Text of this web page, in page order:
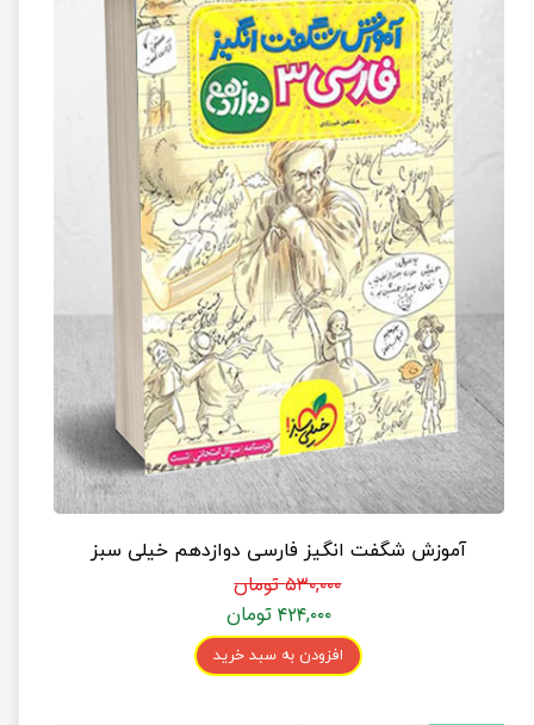
آموزش شگفت انگیز فارسی دوازدهم خیلی سبز
۵۳۰,۰۰۰ تومان
۴۲۴,۰۰۰ تومان
افزودن به سبد خرید